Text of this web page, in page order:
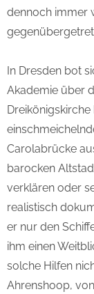
dennoch immer
In Dresden bot
Akademie über
Carolabrücke
barocken
verklären oder
realistisch
er nur den
ihm einen
solche Hilfen
Ahrenshoop,